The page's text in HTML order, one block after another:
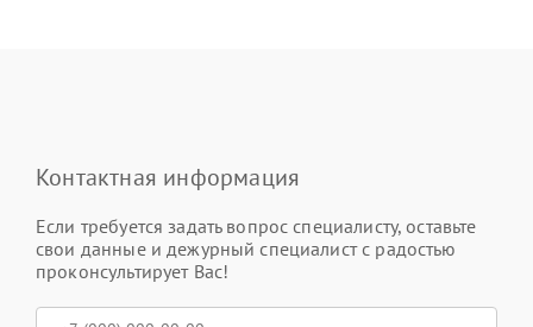
Контактная информация
Если требуется задать вопрос специалисту, оставьте
свои данные и дежурный специалист с радостью
проконсультирует Вас!